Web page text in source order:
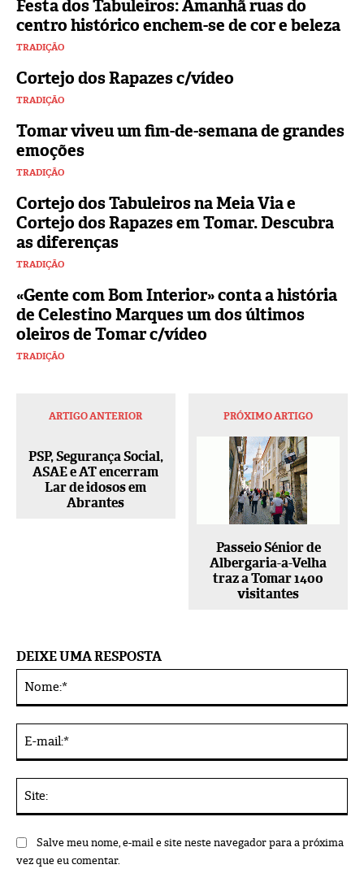
Festa dos Tabuleiros: Amanhã ruas do
centro histórico enchem-se de cor e beleza
TRADIÇÃO
Cortejo dos Rapazes c/vídeo
TRADIÇÃO
Tomar viveu um fim-de-semana de grandes
emoções
TRADIÇÃO
Cortejo dos Tabuleiros na Meia Via e
Cortejo dos Rapazes em Tomar. Descubra
as diferenças
TRADIÇÃO
«Gente com Bom Interior» conta a história
de Celestino Marques um dos últimos
oleiros de Tomar c/vídeo
TRADIÇÃO
ARTIGO ANTERIOR
PSP, Segurança Social,
ASAE e AT encerram
Lar de idosos em
Abrantes
PRÓXIMO ARTIGO
Passeio Sénior de
Albergaria-a-Velha
traz a Tomar 1400
visitantes
DEIXE UMA RESPOSTA
Salve meu nome, e-mail e site neste navegador para a próxima
vez que eu comentar.